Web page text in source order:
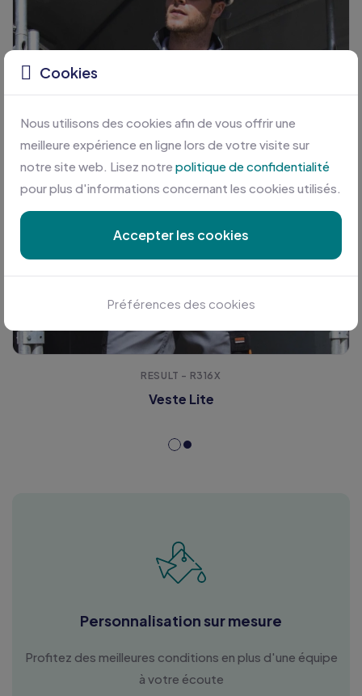
RESULT - R316X
Veste Lite
Personnalisation sur mesure
Profitez des meilleures conditions en plus d'une équipe
à votre écoute
Cookies
Nous utilisons des cookies afin de vous offrir une
meilleure expérience en ligne lors de votre visite sur
notre site web. Lisez notre politique de confidentialité
pour plus d'informations concernant les cookies utilisés.
Accepter les cookies
Préférences des cookies